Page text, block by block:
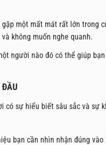
gặp một mất mát rất lớn trong
không muốn nghe quanh.
người nào đó có thể giúp
ĐẦU
có sự hiểu biết sâu sắc và sự
bạn cần nhìn nhận đúng